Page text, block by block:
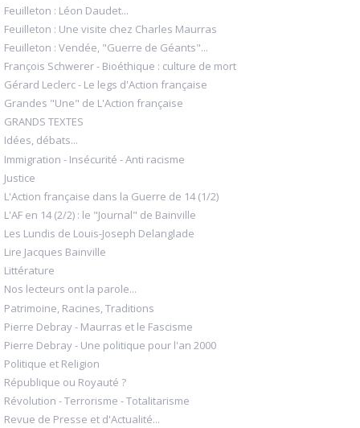
Feuilleton : Léon Daudet...
Feuilleton : Une visite chez Charles Maurras
Feuilleton : Vendée, "Guerre de Géants"...
François Schwerer - Bioéthique : culture de mort
Gérard Leclerc - Le legs d'Action française
Grandes "Une" de L'Action française
GRANDS TEXTES
Idées, débats...
Immigration - Insécurité - Anti racisme
Justice
L'Action française dans la Guerre de 14 (1/2)
L'AF en 14 (2/2) : le "Journal" de Bainville
Les Lundis de Louis-Joseph Delanglade
Lire Jacques Bainville
Littérature
Nos lecteurs ont la parole...
Patrimoine, Racines, Traditions
Pierre Debray - Maurras et le Fascisme
Pierre Debray - Une politique pour l'an 2000
Politique et Religion
République ou Royauté ?
Révolution - Terrorisme - Totalitarisme
Revue de Presse et d'Actualité...